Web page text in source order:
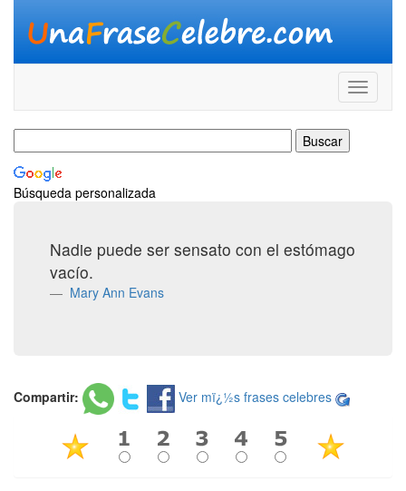
Búsqueda personalizada
Nadie puede ser sensato con el estómago
vacío.
Mary Ann Evans
Compartir: Ver mï¿½s frases celebres